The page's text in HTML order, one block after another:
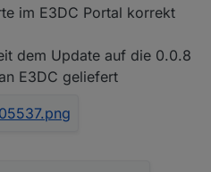
im E3DC Portal korrekt
dem Update auf die 0.0.8
E3DC geliefert